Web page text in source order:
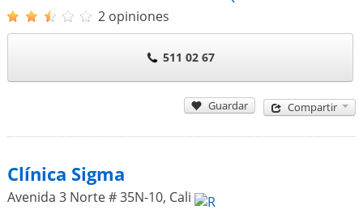
2 opiniones
511 02 67
Guardar Compartir
Clínica Sigma
Avenida 3 Norte # 35N-10, Cali